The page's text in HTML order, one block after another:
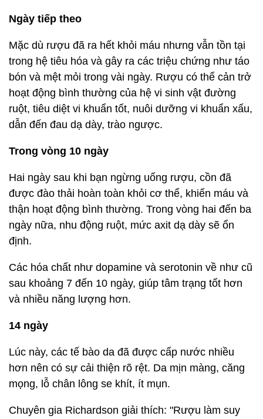
Ngày tiếp theo
Mặc dù rượu đã ra hết khỏi máu nhưng vẫn tồn tại
trong hệ tiêu hóa và gây ra các triệu chứng như táo
bón và mệt mỏi trong vài ngày. Rượu có thể cản trở
hoạt động bình thường của hệ vi sinh vật đường
ruột, tiêu diệt vi khuẩn tốt, nuôi dưỡng vi khuẩn xấu,
dẫn đến đau dạ dày, trào ngược.
Trong vòng 10 ngày
Hai ngày sau khi bạn ngừng uống rượu, cồn đã
được đào thải hoàn toàn khỏi cơ thể, khiến máu và
thận hoạt động bình thường. Trong vòng hai đến ba
ngày nữa, nhu động ruột, mức axit dạ dày sẽ ổn
định.
Các hóa chất như dopamine và serotonin về như cũ
sau khoảng 7 đến 10 ngày, giúp tâm trạng tốt hơn
và nhiều năng lượng hơn.
14 ngày
Lúc này, các tế bào da đã được cấp nước nhiều
hơn nên có sự cải thiện rõ rệt. Da mịn màng, căng
mọng, lỗ chân lông se khít, ít mụn.
Chuyên gia Richardson giải thích: "Rượu làm suy